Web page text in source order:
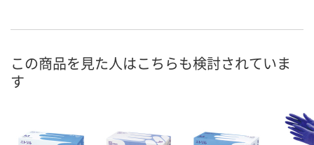
この商品を見た人はこちらも検討されていま
す